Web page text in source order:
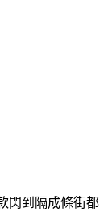
閃到隔成條街都